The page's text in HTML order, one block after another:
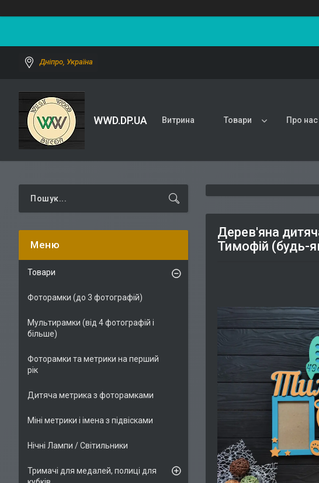
Дніпро, Україна
WWD.DP.UA Витрина Товари Про нас
Дерев'яна
Тимофій (будь-
Товари
Фоторамки (до 3 фотографій)
Мультирамки (від 4 фотографій і
більше)
Фоторамки та метрики на перший
рік
Дитяча метрика з фоторамками
Міні метрики і імена з підвісками
Нічні Лампи / Світильники
Тримачі для медалей, полиці для